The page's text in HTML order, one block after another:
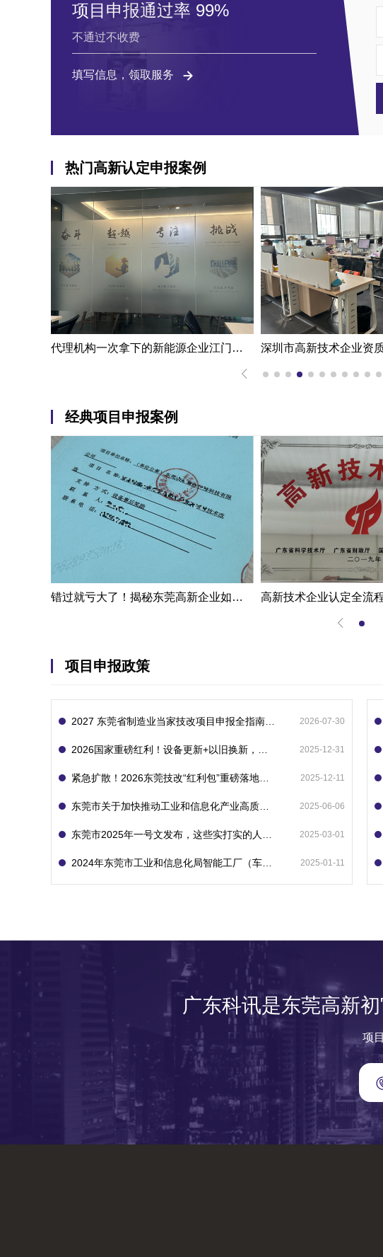
项目申报通过率 99%
不通过不收费
填写信息，领取服务
热门高新认定申报案例
代理机构一次拿下的新能源企业江门高新技术企业认定申报案例
经典项目申报案例
错过就亏大了！揭秘东莞高新企业如何轻松拿下省级技术改造项目300万补贴
项目申报政策
2026-07-30
2025-12-31
2025-12-11
2025-06-06
2025-03-01
2025-01-11
广东科讯是东莞高新
项